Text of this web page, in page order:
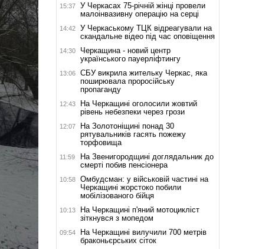
15:37
У Черкасах 75-річній жінці провели
малоінвазивну операцію на серці
14:42
У Черкаському ТЦК відреагували на
скандальне відео під час оповіщення
14:30
Черкащина - новий центр
українського пауерліфтингу
13:06
СБУ викрила жительку Черкас, яка
поширювала проросійську
пропаганду
12:43
На Черкащині оголосили жовтий
рівень небезпеки через грози
12:07
На Золотоніщині понад 30
рятувальників гасять пожежу
торфовища
11:59
На Звенигородщині доглядальник до
смерті побив пенсіонера
10:58
Омбудсман: у військовій частині на
Черкащині жорстоко побили
мобілізованого бійця
10:13
На Черкащині п'яний мотоцикліст
зіткнувся з мопедом
09:54
На Черкащині вилучили 700 метрів
браконьєрських сіток